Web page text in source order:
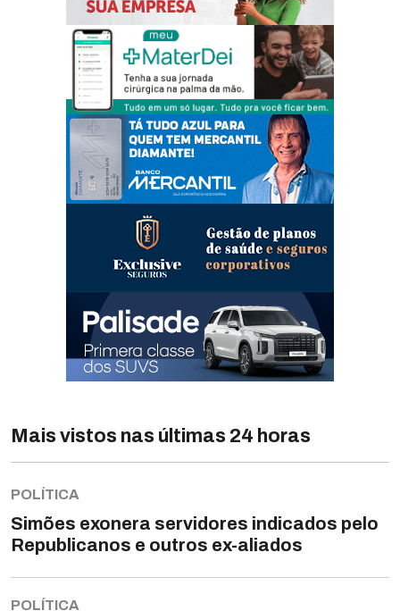
Mais vistos nas últimas 24 horas
POLÍTICA
Simões exonera servidores indicados pelo
Republicanos e outros ex-aliados
POLÍTICA